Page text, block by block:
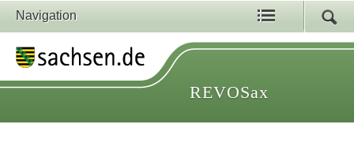
Navigation
REVOSax